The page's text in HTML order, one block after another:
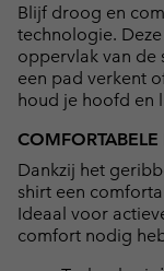
Blijf droog en
technologie.
oppervlak van de
een pad verkent
houd je hoofd en
COMFORTABELE
Dankzij het
shirt een
Ideaal voor
comfort nodig